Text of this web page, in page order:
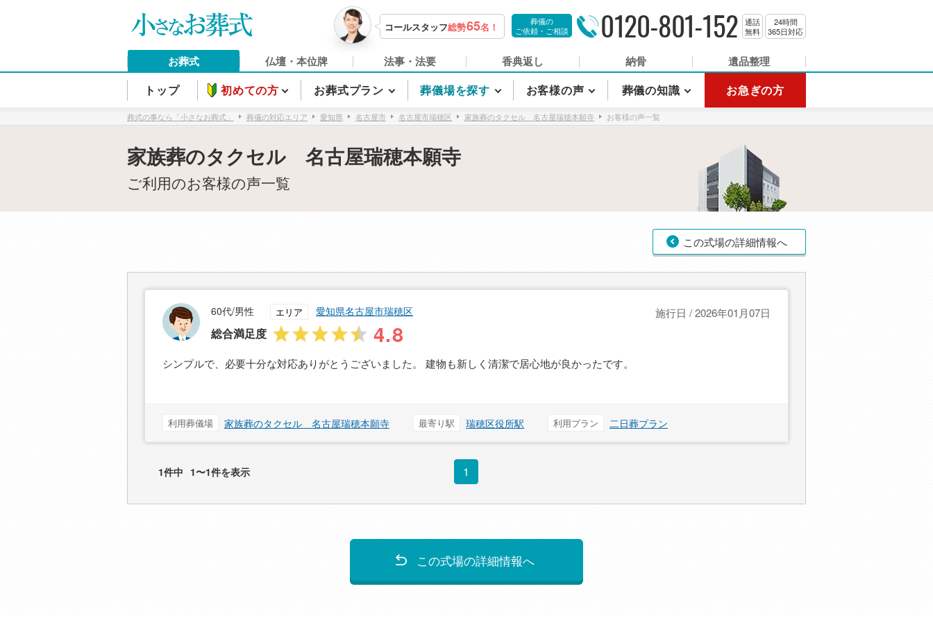
コールスタッフ総勢65名！
葬儀の
ご依頼・ご相談
0120-801-152
通話
無料
24時間
365日対応
お葬式 仏壇・本位牌 法事・法要 香典返し 納骨 遺品整理
トップ 初めての方 お葬式プラン 葬儀場を探す お客様の声 葬儀の知識 お急ぎの方
葬式の事なら「小さなお葬式」 葬儀の対応エリア 愛知県 名古屋市 名古屋市瑞穂区 家族葬のタクセル 名古屋瑞穂本願寺 お客様の声一覧
家族葬のタクセル 名古屋瑞穂本願寺
ご利用のお客様の声一覧
この式場の詳細情報へ
60代/男性 エリア 愛知県名古屋市瑞穂区
総合満足度 4.8
施行日 / 2026年01月07日
シンプルで、必要十分な対応ありがとうございました。 建物も新しく清潔で居心地が良かったです。
利用葬儀場 家族葬のタクセル 名古屋瑞穂本願寺 最寄り駅 瑞穂区役所駅 利用プラン 二日葬プラン
1
1件中 1〜1件を表示
この式場の詳細情報へ